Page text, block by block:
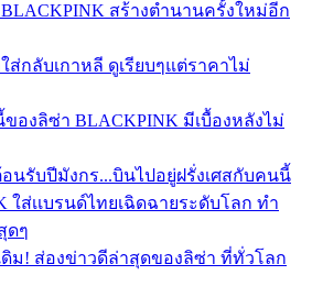
สร้างตำนานครั้งใหม่อีก
ส่กลับเกาหลี ดูเรียบๆแต่ราคาไม่
องลิซ่า BLACKPINK มีเบื้องหลังไม่
นรับปีมังกร...บินไปอยู่ฝรั่งเศสกับคนนี้
ใส่เเบรนด์ไทยเฉิดฉายระดับโลก ทำ
ดๆ
ดิม! ส่องข่าวดีล่าสุดของลิซ่า ที่ทั่วโลก